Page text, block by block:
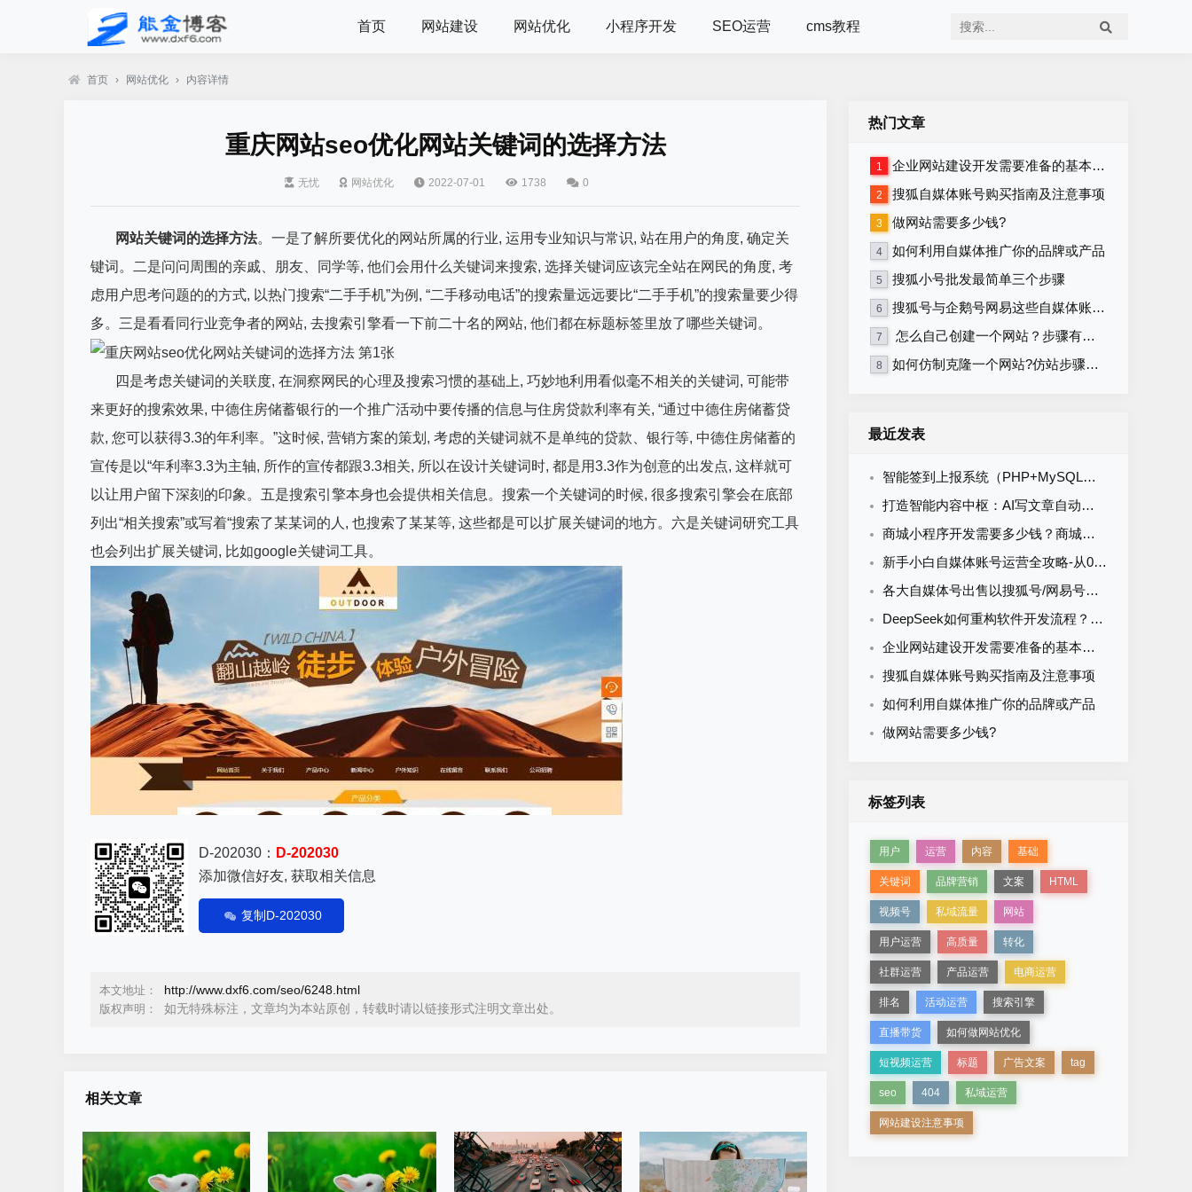
首页 网站建设 网站优化 小程序开发 SEO运营 cms教程
首页 › 网站优化 › 内容详情
重庆网站seo优化网站关键词的选择方法
无忧 网站优化 2022-07-01 1738 0
网站关键词的选择方法。一是了解所要优化的网站所属的行业, 运用专业知识与常识, 站在用户的角度, 确定关
键词。二是问问周围的亲戚、朋友、同学等, 他们会用什么关键词来搜索, 选择关键词应该完全站在网民的角度, 考
虑用户思考问题的的方式, 以热门搜索“二手手机”为例, “二手移动电话”的搜索量远远要比“二手手机”的搜索量要少得
多。三是看看同行业竞争者的网站, 去搜索引擎看一下前二十名的网站, 他们都在标题标签里放了哪些关键词。
四是考虑关键词的关联度, 在洞察网民的心理及搜索习惯的基础上, 巧妙地利用看似毫不相关的关键词, 可能带
来更好的搜索效果, 中德住房储蓄银行的一个推广活动中要传播的信息与住房贷款利率有关, “通过中德住房储蓄贷
款, 您可以获得3.3的年利率。”这时候, 营销方案的策划, 考虑的关键词就不是单纯的贷款、银行等, 中德住房储蓄的
宣传是以“年利率3.3为主轴, 所作的宣传都跟3.3相关, 所以在设计关键词时, 都是用3.3作为创意的出发点, 这样就可
以让用户留下深刻的印象。五是搜索引擎本身也会提供相关信息。搜索一个关键词的时候, 很多搜索引擎会在底部
列出“相关搜索”或写着“搜索了某某词的人, 也搜索了某某等, 这些都是可以扩展关键词的地方。六是关键词研究工具
也会列出扩展关键词, 比如google关键词工具。
D-202030： D-202030
添加微信好友, 获取相关信息
复制D-202030
本文地址： http://www.dxf6.com/seo/6248.html
版权声明： 如无特殊标注，文章均为本站原创，转载时请以链接形式注明文章出处。
相关文章
热门文章
1 企业网站建设开发需要准备的基本资料
2 搜狐自媒体账号购买指南及注意事项
3 做网站需要多少钱?
4 如何利用自媒体推广你的品牌或产品
5 搜狐小号批发最简单三个步骤
6 搜狐号与企鹅号网易这些自媒体账号在哪里购买？
7 怎么自己创建一个网站？步骤有哪些？
8 如何仿制克隆一个网站?仿站步骤详细教程
最近发表
智能签到上报系统（PHP+MySQL）食堂/企业/学校多场景通用
打造智能内容中枢：AI写文章自动发布系统的定制开发
商城小程序开发需要多少钱？商城小程序开发收费标准
新手小白自媒体账号运营全攻略-从0到1打造购买自媒体账号网易搜索知乎百家号
各大自媒体号出售以搜狐号/网易号为核心的流量与排名解析
DeepSeek如何重构软件开发流程？AI驱动优化的5大实战场景解析
企业网站建设开发需要准备的基本资料
搜狐自媒体账号购买指南及注意事项
如何利用自媒体推广你的品牌或产品
做网站需要多少钱?
标签列表
用户 运营 内容 基础
关键词 品牌营销 文案 HTML
视频号 私域流量 网站
用户运营 高质量 转化
社群运营 产品运营 电商运营
排名 活动运营 搜索引擎
直播带货 如何做网站优化
短视频运营 标题 广告文案 tag
seo 404 私域运营
网站建设注意事项